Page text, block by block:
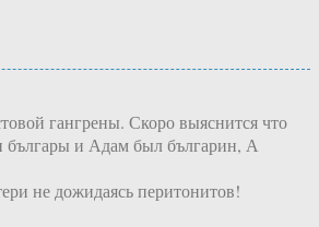
гангрены. Скоро выяснится что
българы и Адам был българин, А
не дожидаясь перитонитов!